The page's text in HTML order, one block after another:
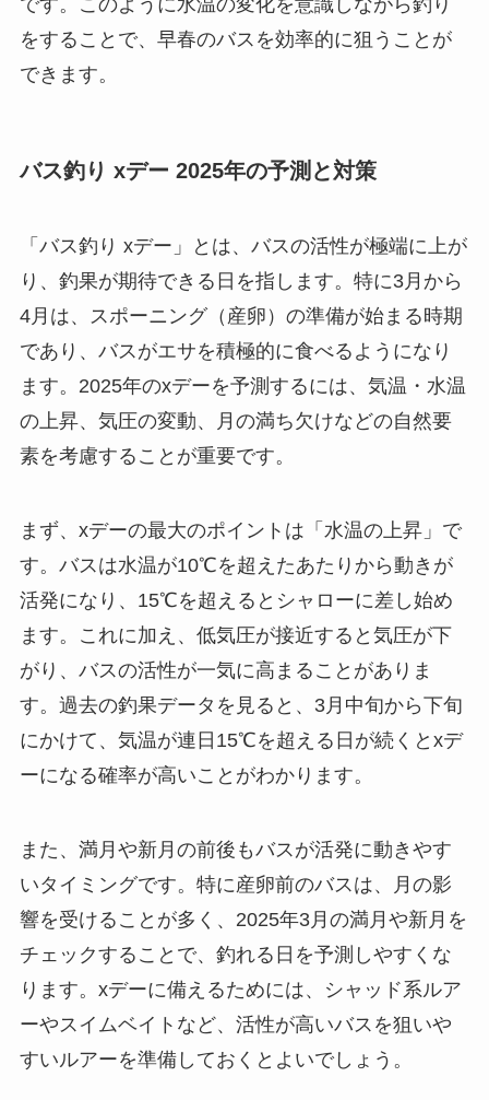
をすることで、早春のバスを効率的に狙うことが
できます。
バス釣り xデー 2025年の予測と対策
「バス釣り xデー」とは、バスの活性が極端に上が
り、釣果が期待できる日を指します。特に3月から
4月は、スポーニング（産卵）の準備が始まる時期
であり、バスがエサを積極的に食べるようになり
ます。2025年のxデーを予測するには、気温・水温
の上昇、気圧の変動、月の満ち欠けなどの自然要
素を考慮することが重要です。
まず、xデーの最大のポイントは「水温の上昇」で
す。バスは水温が10℃を超えたあたりから動きが
活発になり、15℃を超えるとシャローに差し始め
ます。これに加え、低気圧が接近すると気圧が下
がり、バスの活性が一気に高まることがありま
す。過去の釣果データを見ると、3月中旬から下旬
にかけて、気温が連日15℃を超える日が続くとxデ
ーになる確率が高いことがわかります。
また、満月や新月の前後もバスが活発に動きやす
いタイミングです。特に産卵前のバスは、月の影
響を受けることが多く、2025年3月の満月や新月を
チェックすることで、釣れる日を予測しやすくな
ります。xデーに備えるためには、シャッド系ルア
ーやスイムベイトなど、活性が高いバスを狙いや
すいルアーを準備しておくとよいでしょう。